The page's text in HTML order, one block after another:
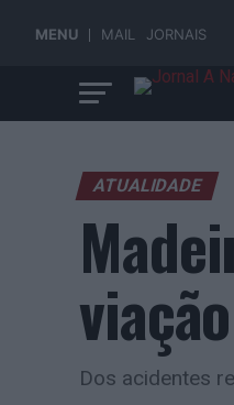
MENU MAIL JORNAIS
ATUALIDADE
Dos acidentes